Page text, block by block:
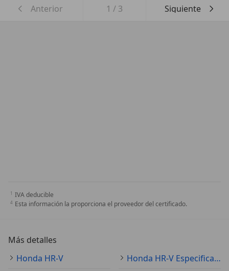
Anterior 1 / 3 Siguiente
IVA deducible
Esta información la proporciona el proveedor del certificado.
Más detalles
Honda HR-V
Honda HR-V Especificaciones técnicas